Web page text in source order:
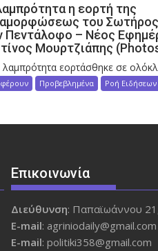
η εορτή της
του Σωτήρος
Πεντάλοφο – Nέος
Μουρτζιάπης
εορτάσθηκε σε
Προβεβλημένα Ροή Ειδήσεων
Επικοινωνία
Διεύθυνση: Παπαϊωάννου
Ε-mail: agriniodaily@gmail.com
Ε-mail: politiki358@gmail.com